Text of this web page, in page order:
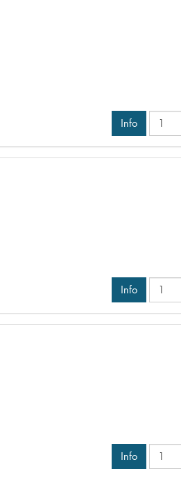
Info
Info
Info